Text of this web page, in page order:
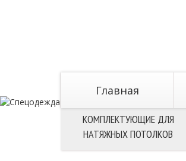
Главная
КОМПЛЕКТУЮЩИЕ ДЛЯ
НАТЯЖНЫХ ПОТОЛКОВ